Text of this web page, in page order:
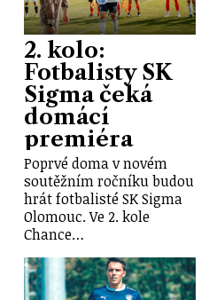
2. kolo:
Fotbalisty SK
Sigma čeká
domácí
premiéra
Poprvé doma v novém
soutěžním ročníku budou
hrát fotbalisté SK Sigma
Olomouc. Ve 2. kole
Chance…